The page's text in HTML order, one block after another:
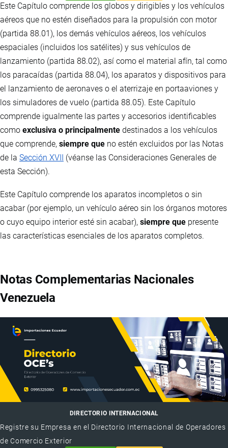
Este Capítulo comprende los globos y dirigibles y los vehículos
aéreos que no estén diseñados para la propulsión con motor
(partida 88.01), los demás vehículos aéreos, los vehículos
espaciales (incluidos los satélites) y sus vehículos de
lanzamiento (partida 88.02), así como el material afín, tal como
los paracaídas (partida 88.04), los aparatos y dispositivos para
el lanzamiento de aeronaves o el aterrizaje en portaaviones y
los simuladores de vuelo (partida 88.05). Este Capítulo
comprende igualmente las partes y accesorios identificables
como exclusiva o principalmente destinados a los vehículos
que comprende, siempre que no estén excluidos por las Notas
de la Sección XVII
(véanse las Consideraciones Generales de
esta Sección).
Este Capítulo comprende los aparatos incompletos o sin
acabar (por ejemplo, un vehículo aéreo sin los órganos motores
o cuyo equipo interior esté sin acabar), siempre que presente
las características esenciales de los aparatos completos.
Notas Complementarias Nacionales
Venezuela
DIRECTORIO INTERNACIONAL
Registre su Empresa en el Directorio Internacional de Operadores
de Comercio Exterior